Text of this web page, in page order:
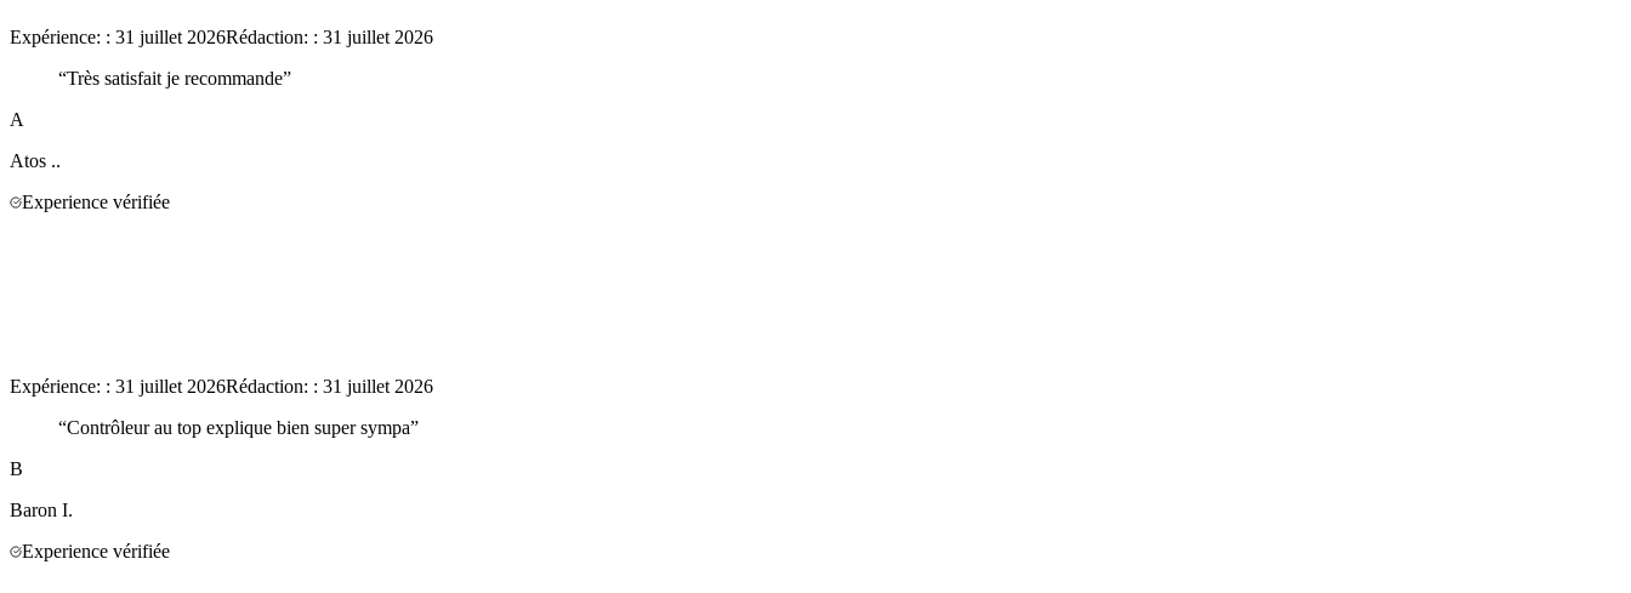
Expérience: : 31 juillet 2026Rédaction: : 31 juillet 2026
“Très satisfait je recommande”
A
Atos ..
Experience vérifiée
Expérience: : 31 juillet 2026Rédaction: : 31 juillet 2026
“Contrôleur au top explique bien super sympa”
B
Baron I.
Experience vérifiée